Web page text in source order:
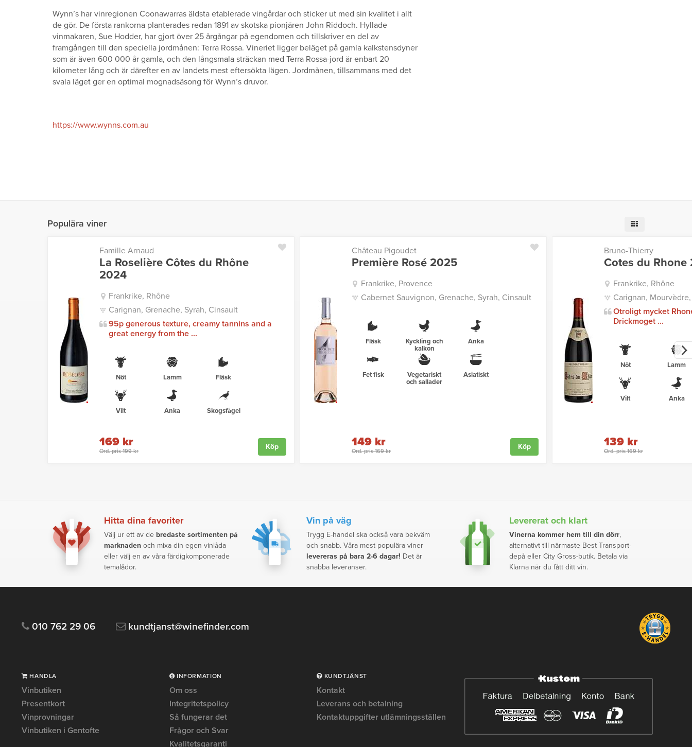
Wynn’s har vinregionen Coonawarras äldsta etablerade vingårdar och sticker ut med sin kvalitet i allt
de gör. De första rankorna planterades redan 1891 av skotska pionjären John Riddoch. Hyllade
vinmakaren, Sue Hodder, har gjort över 25 årgångar på egendomen och tillskriver en del av
framgången till den speciella jordmånen: Terra Rossa. Vineriet ligger beläget på gamla kalkstensdyner
som är även 600 000 år gamla, och den långsmala sträckan med Terra Rossa-jord är enbart 20
kilometer lång och är därefter en av landets mest eftersökta lägen. Jordmånen, tillsammans med det
svala läget ger en optimal mognadsäsong för Wynn’s druvor.
https://www.wynns.com.au
Populära viner
Famille Arnaud
La Roselière Côtes du Rhône
2024
Frankrike, Rhône
Carignan, Grenache, Syrah, Cinsault
95p generous texture, creamy tannins and a
great energy from the ...
Nöt Lamm Fläsk
Vilt Anka Skogsfågel
Ord. pris 199 kr
169 kr Köp
Château Pigoudet
Première Rosé 2025
Frankrike, Provence
Cabernet Sauvignon, Grenache, Syrah, Cinsault
Fläsk
Kyckling och
kalkon
Anka
Fet fisk
Vegetariskt
och sallader
Asiatiskt
Ord. pris 169 kr
149 kr Köp
Bruno-Thierry
Cotes du Rhone
Frankrike, Rhône
Carignan,
Otroligt mycket
Drickmoget ...
Nöt Lamm
Vilt Anka
Ord. pris 169 kr
139 kr
Hitta dina favoriter
Välj ur ett av de bredaste sortimenten på
marknaden och mixa din egen vinlåda
eller välj en av våra färdigkomponerade
temalådor.
Vin på väg
Trygg E-handel ska också vara bekväm
och snabb. Våra mest populära viner
levereras på bara 2-6 dagar! Det är
snabba leveranser.
Levererat och klart
Vinerna kommer hem till din dörr,
alternativt till närmaste Best Transport-
depå eller City Gross-butik. Betala via
Klarna när du fått ditt vin.
010 762 29 06 kundtjanst@winefinder.com
HANDLA
Vinbutiken
Presentkort
Vinprovningar
Vinbutiken i Gentofte
INFORMATION
Om oss
Integritetspolicy
Så fungerar det
Frågor och Svar
Kvalitetsgaranti
KUNDTJÄNST
Kontakt
Leverans och betalning
Kontaktuppgifter utlämningsställen